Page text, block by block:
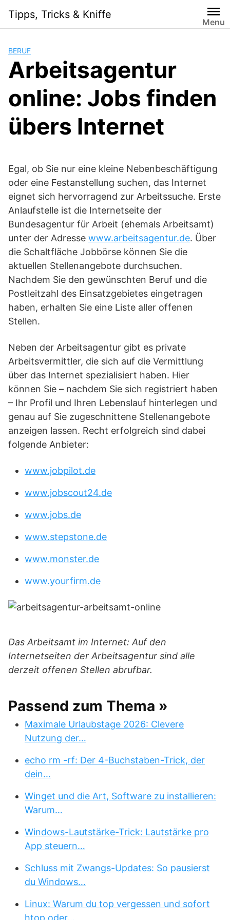
content
Tipps, Tricks & Kniffe
Menu
BERUF
Arbeitsagentur
online: Jobs finden
übers Internet
Egal, ob Sie nur eine kleine Nebenbeschäftigung
oder eine Festanstellung suchen, das Internet
eignet sich hervorragend zur Arbeitssuche. Erste
Anlaufstelle ist die Internetseite der
Bundesagentur für Arbeit (ehemals Arbeitsamt)
unter der Adresse www.arbeitsagentur.de. Über
die Schaltfläche Jobbörse können Sie die
aktuellen Stellenangebote durchsuchen.
Nachdem Sie den gewünschten Beruf und die
Postleitzahl des Einsatzgebietes eingetragen
haben, erhalten Sie eine Liste aller offenen
Stellen.
Neben der Arbeitsagentur gibt es private
Arbeitsvermittler, die sich auf die Vermittlung
über das Internet spezialisiert haben. Hier
können Sie – nachdem Sie sich registriert haben
– Ihr Profil und Ihren Lebenslauf hinterlegen und
genau auf Sie zugeschnittene Stellenangebote
anzeigen lassen. Recht erfolgreich sind dabei
folgende Anbieter:
www.jobpilot.de
www.jobscout24.de
www.jobs.de
www.stepstone.de
www.monster.de
www.yourfirm.de
Das Arbeitsamt im Internet: Auf den
Internetseiten der Arbeitsagentur sind alle
derzeit offenen Stellen abrufbar.
Passend zum Thema »
Maximale Urlaubstage 2026: Clevere
Nutzung der…
echo rm -rf: Der 4-Buchstaben-Trick, der
dein…
Winget und die Art, Software zu installieren:
Warum…
Windows-Lautstärke-Trick: Lautstärke pro
App steuern…
Schluss mit Zwangs-Updates: So pausierst
du Windows…
Linux: Warum du top vergessen und sofort
htop oder…